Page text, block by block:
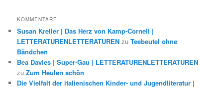
KOMMENTARE
Susan Kreller | Das Herz von Kamp-Cornell |
LETTERATURENLETTERATUREN zuTeebeutel ohne
Bändchen
Bea Davies | Super-Gau | LETTERATURENLETTERATUREN
zuZum Heulen schön
Die Vielfalt der italienischen Kinder- und Jugendliteratur |